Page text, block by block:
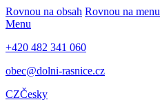
Rovnou na obsah Rovnou na menu
Menu
+420 482 341 060
obec@dolni-rasnice.cz
CZČesky